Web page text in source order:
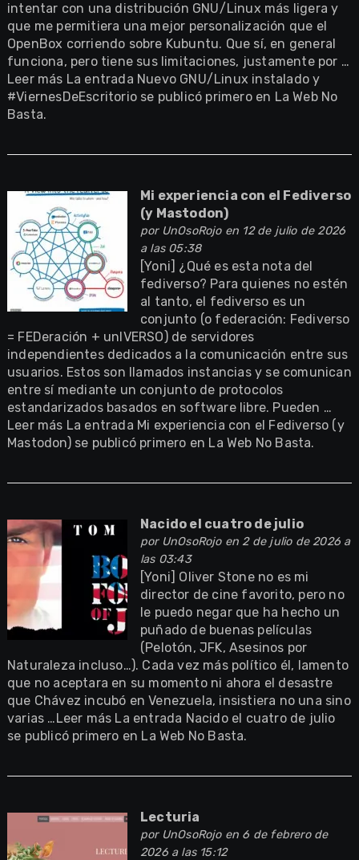
intentar con una distribución GNU/Linux más ligera y
que me permitiera una mejor personalización que el
OpenBox corriendo sobre Kubuntu. Que sí, en general
funciona, pero tiene sus limitaciones, justamente por …
Leer más La entrada Nuevo GNU/Linux instalado y
#ViernesDeEscritorio se publicó primero en La Web No
Basta.
Mi experiencia con el Fediverso
(y Mastodon)
por UnOsoRojoen 12 de julio de 2026
a las 05:38
[Yoni] ¿Qué es esta nota del
fediverso? Para quienes no estén
al tanto, el fediverso es un
conjunto (o federación: Fediverso
= FEDeración + unIVERSO) de servidores
independientes dedicados a la comunicación entre sus
usuarios. Estos son llamados instancias y se comunican
entre sí mediante un conjunto de protocolos
estandarizados basados en software libre. Pueden …
Leer más La entrada Mi experiencia con el Fediverso (y
Mastodon) se publicó primero en La Web No Basta.
Nacido el cuatro de julio
por UnOsoRojoen 2 de julio de 2026 a
las 03:43
[Yoni] Oliver Stone no es mi
director de cine favorito, pero no
le puedo negar que ha hecho un
puñado de buenas películas
(Pelotón, JFK, Asesinos por
Naturaleza incluso…). Cada vez más político él, lamento
que no aceptara en su momento ni ahora el desastre
que Chávez incubó en Venezuela, insistiera no una sino
varias …Leer más La entrada Nacido el cuatro de julio
se publicó primero en La Web No Basta.
Lecturia
por UnOsoRojoen 6 de febrero de
2026 a las 15:12